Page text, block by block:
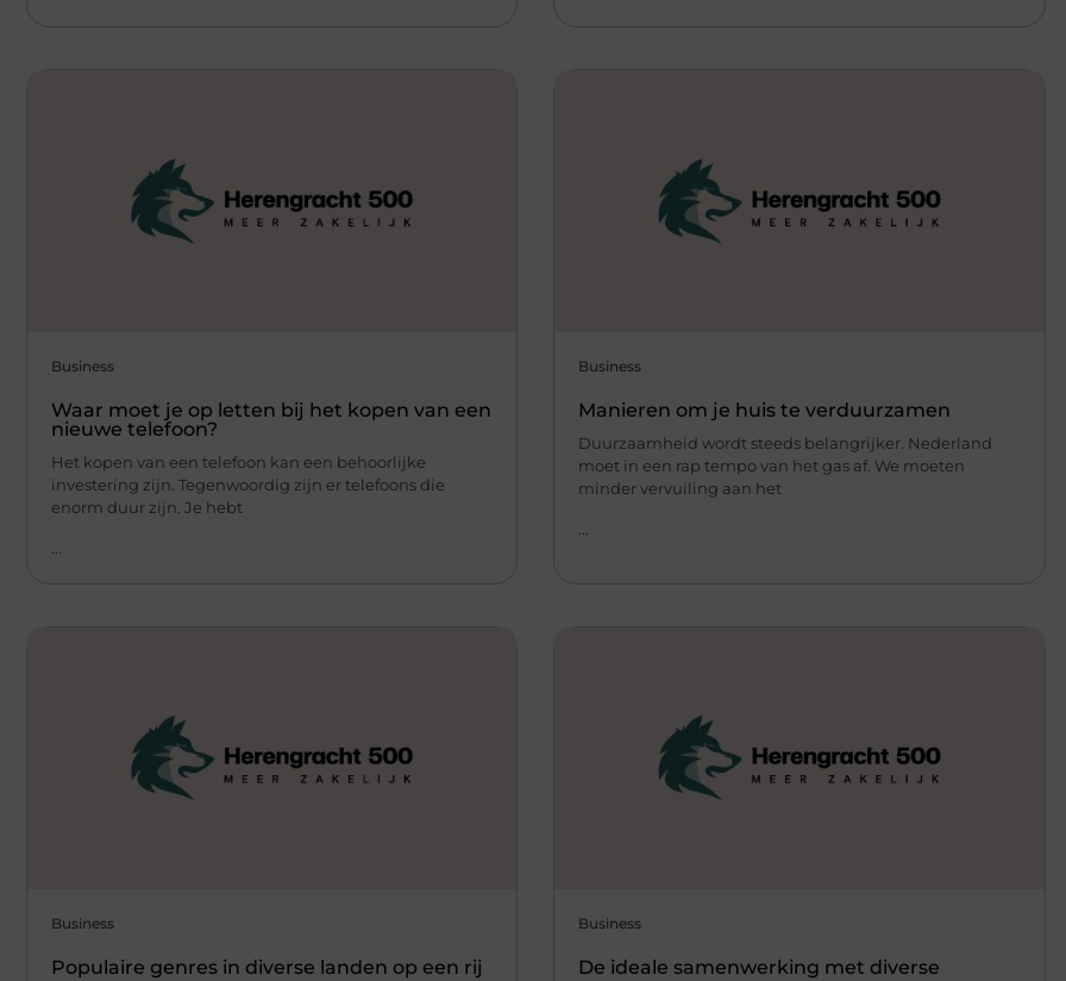
Business
Waar moet je op letten bij het kopen van een
nieuwe telefoon?
Het kopen van een telefoon kan een behoorlijke
investering zijn. Tegenwoordig zijn er telefoons die
enorm duur zijn. Je hebt
Business
Manieren om je huis te verduurzamen
Duurzaamheid wordt steeds belangrijker. Nederland
moet in een rap tempo van het gas af. We moeten
minder vervuiling aan het
Business
Populaire genres in diverse landen op een rij
Business
De ideale samenwerking met diverse